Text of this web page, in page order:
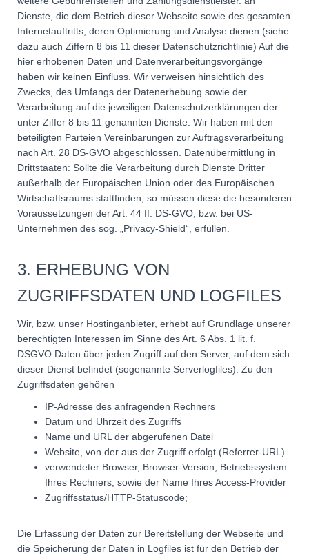
Dienste, die dem Betrieb dieser Webseite sowie des gesamten
Internetauftritts, deren Optimierung und Analyse dienen (siehe
dazu auch Ziffern 8 bis 11 dieser Datenschutzrichtlinie) Auf die
hier erhobenen Daten und Datenverarbeitungsvorgänge
haben wir keinen Einfluss. Wir verweisen hinsichtlich des
Zwecks, des Umfangs der Datenerhebung sowie der
Verarbeitung auf die jeweiligen Datenschutzerklärungen der
unter Ziffer 8 bis 11 genannten Dienste. Wir haben mit den
beteiligten Parteien Vereinbarungen zur Auftragsverarbeitung
nach Art. 28 DS-GVO abgeschlossen. Datenübermittlung in
Drittstaaten: Sollte die Verarbeitung durch Dienste Dritter
außerhalb der Europäischen Union oder des Europäischen
Wirtschaftsraums stattfinden, so müssen diese die besonderen
Voraussetzungen der Art. 44 ff. DS-GVO, bzw. bei US-
Unternehmen des sog. „Privacy-Shield“, erfüllen.
3. ERHEBUNG VON
ZUGRIFFSDATEN UND LOGFILES
Wir, bzw. unser Hostinganbieter, erhebt auf Grundlage unserer
berechtigten Interessen im Sinne des Art. 6 Abs. 1 lit. f.
DSGVO Daten über jeden Zugriff auf den Server, auf dem sich
dieser Dienst befindet (sogenannte Serverlogfiles). Zu den
Zugriffsdaten gehören
IP-Adresse des anfragenden Rechners
Datum und Uhrzeit des Zugriffs
Name und URL der abgerufenen Datei
Website, von der aus der Zugriff erfolgt (Referrer-URL)
verwendeter Browser, Browser-Version, Betriebssystem
Ihres Rechners, sowie der Name Ihres Access-Provider
Zugriffsstatus/HTTP-Statuscode;
Die Erfassung der Daten zur Bereitstellung der Webseite und
die Speicherung der Daten in Logfiles ist für den Betrieb der